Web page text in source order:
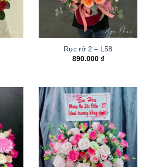
Rực rở 2 – L58
890.000 ₫